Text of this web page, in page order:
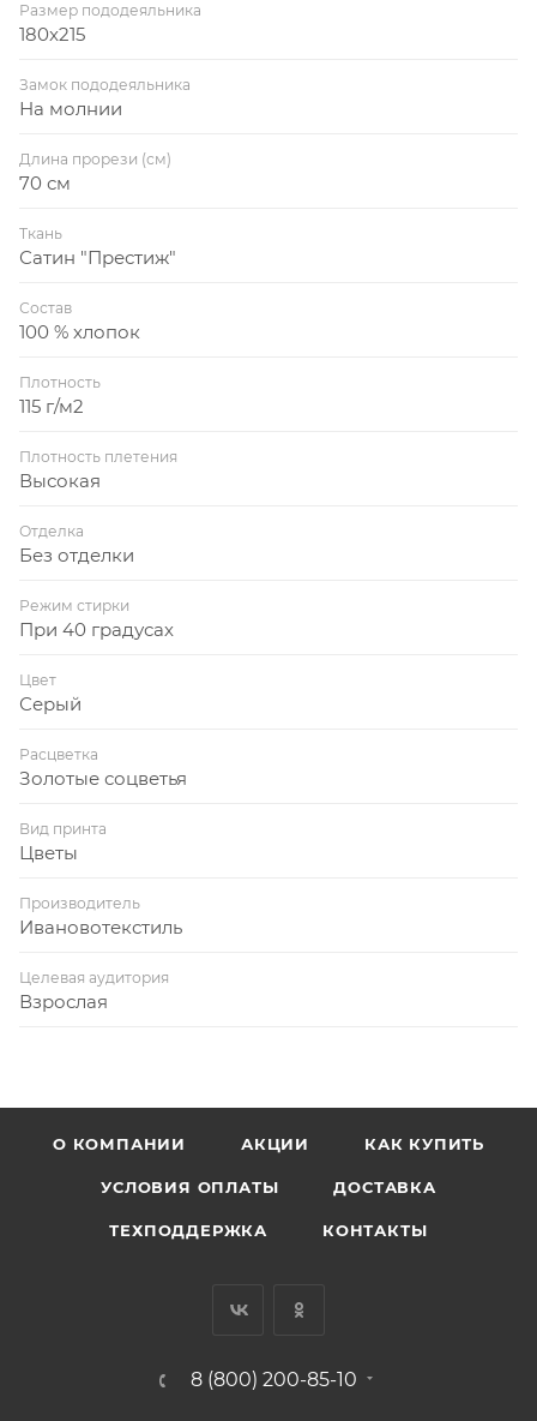
Размер пододеяльника
180x215
Замок пододеяльника
На молнии
Длина прорези (см)
70 см
Ткань
Сатин "Престиж"
Состав
100 % хлопок
Плотность
115 г/м2
Плотность плетения
Высокая
Отделка
Без отделки
Режим стирки
При 40 градусах
Цвет
Серый
Расцветка
Золотые соцветья
Вид принта
Цветы
Производитель
Ивановотекстиль
Целевая аудитория
Взрослая
О КОМПАНИИ АКЦИИ КАК КУПИТЬ
УСЛОВИЯ ОПЛАТЫ ДОСТАВКА
ТЕХПОДДЕРЖКА КОНТАКТЫ
8 (800) 200-85-10